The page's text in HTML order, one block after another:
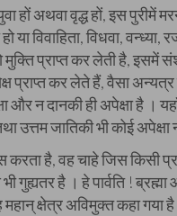
हों अथवा वृद्ध हों, इस पुरीमें
या विवाहिता, विधवा,
मुक्ति प्राप्त कर लेती है,
प्राप्त कर लेते हैं, वैसा
और न दानकी ही अपेक्षा है ।
उत्तम जातिकी भी कोई
करता है, वह चाहे जिस किसी
गुह्यतर है । हे पार्वति !
क्षेत्र अविमुक्त कहा गया